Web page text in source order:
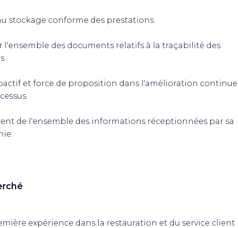
stockage conforme des prestations.
l'ensemble des documents relatifs à la traçabilité des
et force de proposition dans l'amélioration continue
de l'ensemble des informations réceptionnées par sa
expérience dans la restauration et du service client